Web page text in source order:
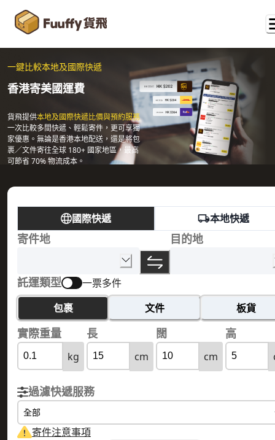
一鍵比較本地及國際快遞
香港寄美國運費
貨飛提供本地及國際快遞比價與預約服務
一次比較多間快遞、輕鬆寄件，更可享獨
家優惠。無論是香港本地配送，還是將包
裹／文件寄往全球 180+ 國家地區，最高
可節省 70% 物流成本。
國際快遞 本地快遞
寄件地 目的地
託運類型 一票多件
包裹 文件 板貨
實際重量 長 闊 高
kg cm cm
過濾快遞服務
全部
寄件注意事項